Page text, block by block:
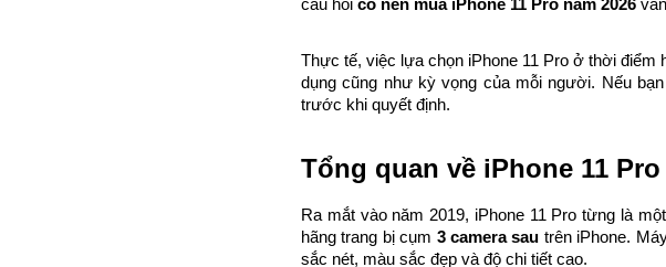
câu hỏi có nên mua iPhone 11 Pro năm 2026
Thực tế, việc lựa chọn iPhone 11 Pro ở thời điểm
dụng cũng như kỳ vọng của mỗi người. Nếu
trước khi quyết định.
Tổng quan về iPhone 11 Pro
Ra mắt vào năm 2019, iPhone 11 Pro từng là
hãng trang bị cụm 3 camera sau trên iPhone.
sắc nét, màu sắc đẹp và độ chi tiết cao.